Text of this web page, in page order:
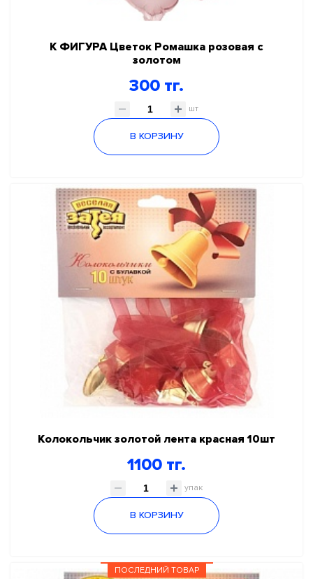
К ФИГУРА Цветок Ромашка розовая с
золотом
300 тг.
шт
В КОРЗИНУ
Колокольчик золотой лента красная 10шт
1100 тг.
упак
В КОРЗИНУ
ПОСЛЕДНИЙ ТОВАР